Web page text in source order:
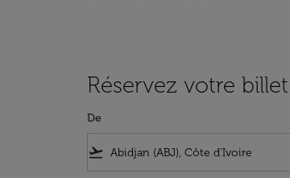
Réservez votre
De
flight_takeoff